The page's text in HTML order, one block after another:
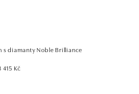
s diamanty Noble Brilliance
415 Kč